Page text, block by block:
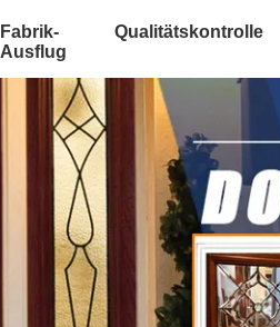
Fabrik-
Ausflug
Qualitätskontrolle